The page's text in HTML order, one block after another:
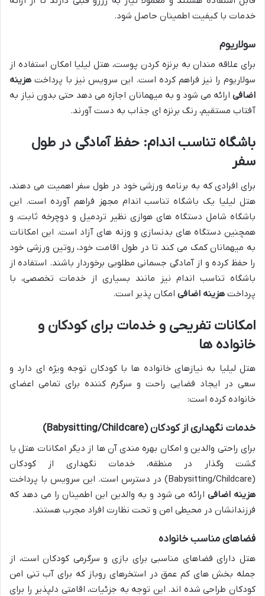
خدمات با کیفیت اطمینان حاصل شود.
سولاریوم
برای علاقه مندان به برنزه کردن پوست، هتل لیلیا امکان استفاده از
سولاریوم را نیز فراهم کرده است. این سرویس نیز با پرداخت هزینه
اضافی ارائه می شود و به میهمانان اجازه می دهد حتی بدون نیاز به
آفتاب مستقیم، رنگ برنزه ای جذاب به دست آورند.
باشگاه تناسب اندام: حفظ آمادگی در طول
سفر
برای افرادی که به برنامه ورزشی خود در طول سفر اهمیت می دهند،
هتل لیلیا یک باشگاه تناسب اندام مجهز فراهم آورده است. این
باشگاه شامل دستگاه های هوازی نظیر تردمیل و دوچرخه ثابت، و
همچنین دستگاه های بدنسازی و وزنه های آزاد است. این امکانات
به میهمانان کمک می کند تا در طول اقامت خود، روتین ورزشی خود
را حفظ کرده و از آمادگی جسمانی مطلوبی برخوردار باشند. استفاده از
باشگاه تناسب اندام نیز مانند بسیاری از خدمات تخصصی، با
پرداخت هزینه اضافی امکان پذیر است.
امکانات تفریحی و خدمات برای کودکان و
خانواده ها
هتل لیلیا به نیازهای خانواده ها با کودکان توجه ویژه ای دارد و
سعی در ایجاد فضایی راحت و سرگرم کننده برای تمامی اعضای
خانواده کرده است:
خدمات نگهداری از کودکان (Babysitting/Childcare)
برای راحتی والدین و امکان بهره مندی آن ها از دیگر امکانات هتل یا
گشت وگذار در منطقه، خدمات نگهداری از کودکان
(Babysitting/Childcare) در دسترس است. این سرویس با پرداخت
هزینه اضافیارائه می شود و به والدین این اطمینان را می دهد که
فرزندانشان در محیطی امن و تحت نظارت افراد مجرب هستند.
فضاهای مناسب خانواده
هتل دارای فضاهای مناسبی برای بازی و سرگرمی کودکان است، از
جمله بخش های کم عمق در استخرهای روباز که برای آب تنی امن
کودکان طراحی شده اند. این توجه به جزئیات، اقامتی دلپذیر را برای